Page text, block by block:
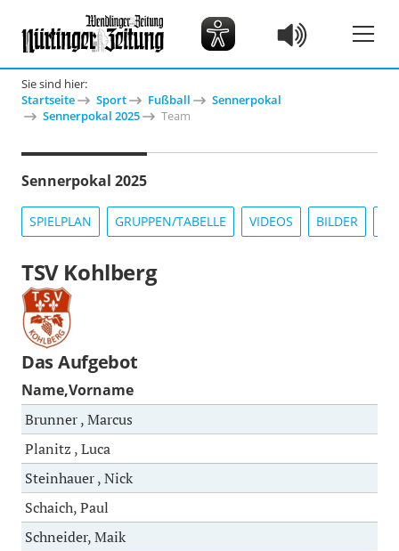
Sie sind hier:
Startseite
Sport Fußball
Sennerpokal
Sennerpokal 2025
Team
Sennerpokal 2025
SPIELPLAN GRUPPEN/TABELLE VIDEOS BILDER
TSV Kohlberg
Das Aufgebot
Name,Vorname
Brunner , Marcus
Planitz , Luca
Steinhauer , Nick
Schaich, Paul
Schneider, Maik